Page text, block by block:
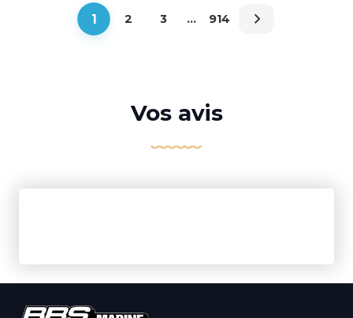
1 2 3 … 914
Vos avis